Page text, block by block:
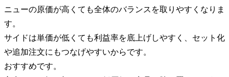
ニューの原価が高くても全体のバランスを取りやすくなりま
す。
サイドは単価が低くても利益率を底上げしやすく、セット化
や追加注文にもつなげやすいからです。
おすすめです。